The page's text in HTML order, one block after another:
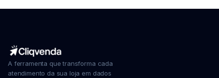
A ferramenta que transforma cada
atendimento da sua loja em dados